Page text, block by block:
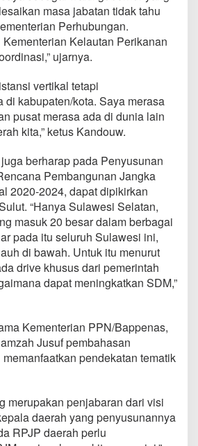
masa jabatan tidak tahu
Perhubungan.
Kelautan Perikanan
ujarnya.
vertikal tetapi
di kabupaten/kota. Saya merasa
pusat merasa ada di dunia lain
kita,” ketus Kandouw.
berharap pada Penyusunan
Pembangunan Jangka
2020-2024, dapat dipikirkan
“Hanya Sulawesi Selatan,
masuk 20 besar dalam berbagai
pada itu seluruh Sulawesi ini,
di bawah. Untuk itu menurut
drive khusus dari pemerintah
dapat meningkatkan SDM,”
Kementerian PPN/Bappenas,
Jusuf pembahasan
pendekatan tematik
merupakan penjabaran dari visi
daerah yang penyusunannya
RPJP daerah perlu